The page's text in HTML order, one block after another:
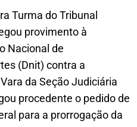
Turma do Tribunal
provimento à
Nacional de
(Dnit) contra a
da Seção Judiciária
procedente o pedido de
para a prorrogação da